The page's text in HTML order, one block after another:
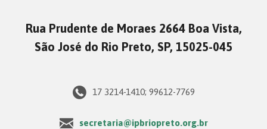
Rua Prudente de Moraes 2664 Boa Vista,
São José do Rio Preto, SP, 15025-045
17 3214-1410; 99612-7769
secretaria@ipbriopreto.org.br